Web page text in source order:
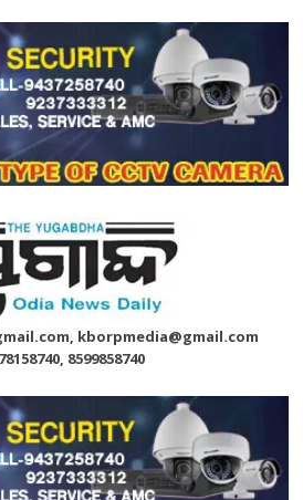
kborpmedia@gmail.com
8599858740